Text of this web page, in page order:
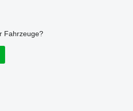
Fahrzeuge?